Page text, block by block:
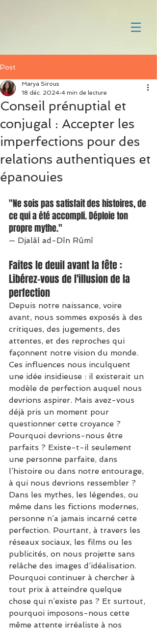
Post
Conseil prénuptial et
conjugal : Accepter les
imperfections pour des
relations authentiques et
épanouies
Marya Sirous
18 déc. 2024 4 min de lecture
"Ne sois pas satisfait des histoires, de
ce qui a été accompli. Déploie ton
propre mythe."
— Djalâl ad-Dîn Rûmî
Faites le deuil avant la fête :
Libérez-vous de l'illusion de la
perfection
Depuis notre naissance, voire
avant, nous sommes exposés à des
critiques, des jugements, des
attentes, et des reproches qui
façonnent notre vision du monde.
Ces influences nous inculquent
une idée insidieuse : il existerait un
modèle de perfection auquel nous
devrions aspirer. Mais avez-vous
déjà pris un moment pour
questionner cette croyance ?
Pourquoi devrions-nous être
parfaits ? Existe-t-il seulement
une personne parfaite, dans
l’histoire ou dans notre entourage,
à qui nous devrions ressembler ?
Dans les mythes, les légendes, ou
même dans les fictions modernes,
personne n’a jamais incarné cette
perfection. Pourtant, à travers les
réseaux sociaux, les films ou les
publicités, on nous projette sans
relâche des images d’idéalisation.
Pourquoi continuer à chercher à
tout prix à atteindre quelque
chose qui n’existe pas ? Et surtout,
pourquoi imposons-nous cette
même attente irréaliste à nos